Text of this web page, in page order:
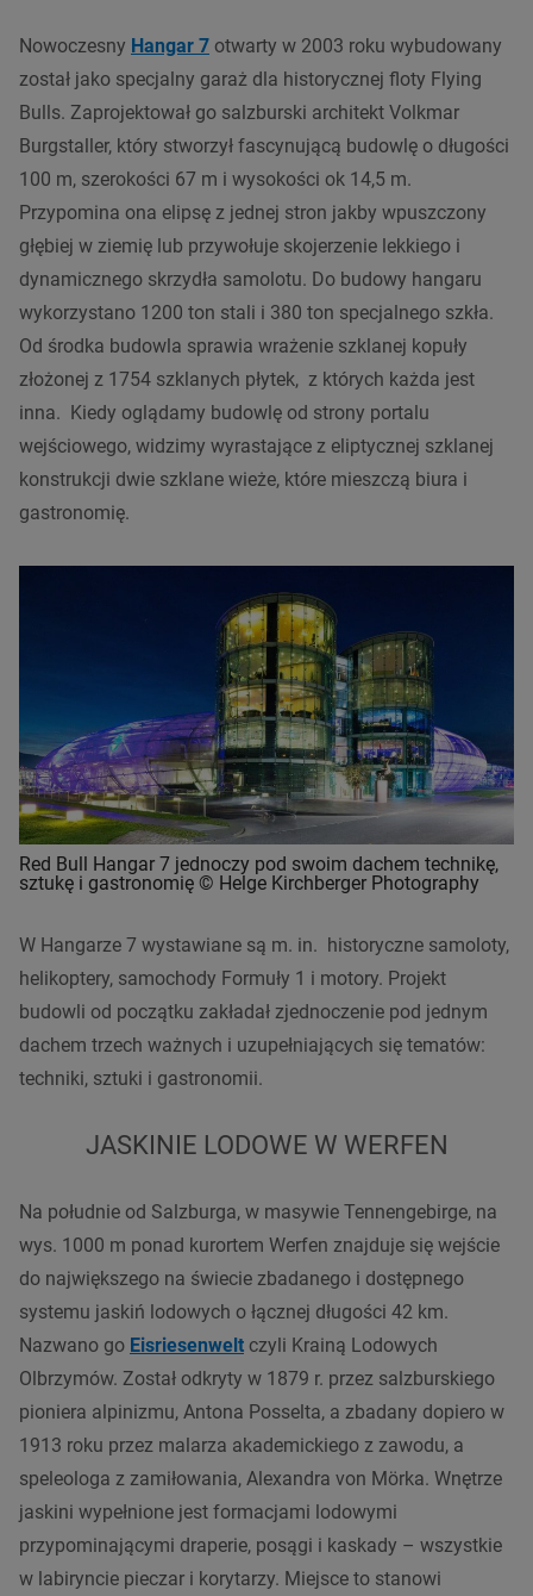
Nowoczesny Hangar 7 otwarty w 2003 roku wybudowany
został jako specjalny garaż dla historycznej floty Flying
Bulls. Zaprojektował go salzburski architekt Volkmar
Burgstaller, który stworzył fascynującą budowlę o długości
100 m, szerokości 67 m i wysokości ok 14,5 m.
Przypomina ona elipsę z jednej stron jakby wpuszczony
głębiej w ziemię lub przywołuje skojerzenie lekkiego i
dynamicznego skrzydła samolotu. Do budowy hangaru
wykorzystano 1200 ton stali i 380 ton specjalnego szkła.
Od środka budowla sprawia wrażenie szklanej kopuły
złożonej z 1754 szklanych płytek, z których każda jest
inna. Kiedy oglądamy budowlę od strony portalu
wejściowego, widzimy wyrastające z eliptycznej szklanej
konstrukcji dwie szklane wieże, które mieszczą biura i
gastronomię.
Red Bull Hangar 7 jednoczy pod swoim dachem technikę,
sztukę i gastronomię © Helge Kirchberger Photography
W Hangarze 7 wystawiane są m. in. historyczne samoloty,
helikoptery, samochody Formuły 1 i motory. Projekt
budowli od początku zakładał zjednoczenie pod jednym
dachem trzech ważnych i uzupełniających się tematów:
techniki, sztuki i gastronomii.
JASKINIE LODOWE W WERFEN
Na południe od Salzburga, w masywie Tennengebirge, na
wys. 1000 m ponad kurortem Werfen znajduje się wejście
do największego na świecie zbadanego i dostępnego
systemu jaskiń lodowych o łącznej długości 42 km.
Nazwano go Eisriesenwelt czyli Krainą Lodowych
Olbrzymów. Został odkryty w 1879 r. przez salzburskiego
pioniera alpinizmu, Antona Posselta, a zbadany dopiero w
1913 roku przez malarza akademickiego z zawodu, a
speleologa z zamiłowania, Alexandra von Mörka. Wnętrze
jaskini wypełnione jest formacjami lodowymi
przypominającymi draperie, posągi i kaskady – wszystkie
w labiryncie pieczar i korytarzy. Miejsce to stanowi